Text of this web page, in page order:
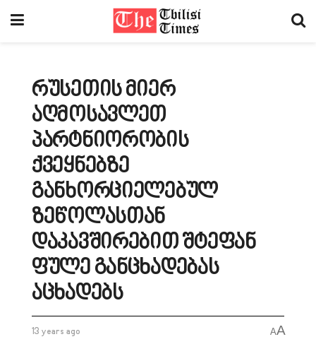
რუსეთის მიერ
აღმოსავლეთ
პარტნიორობის
ქვეყნებზე
განხორციელებულ
ზეწოლასთან
დაკავშირებით შტეფან
ფულე განცხადებას
აცხადებს
13 years ago AA